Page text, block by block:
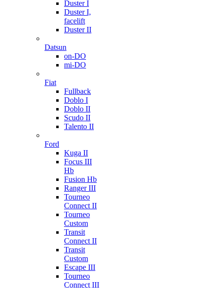
Duster I
Duster I,
facelift
Duster II
Datsun
on-DO
mi-DO
Fiat
Fullback
Doblo I
Doblo II
Scudo II
Talento II
Ford
Kuga II
Focus III
Hb
Fusion Hb
Ranger III
Tourneo
Connect II
Tourneo
Custom
Transit
Connect II
Transit
Custom
Escape III
Tourneo
Connect III